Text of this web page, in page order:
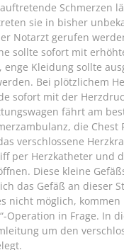
Schmerzen
sie in bisher
Notarzt gerufen
sollte sofort mit
enge Kleidung sollte
Bei plötzlichem
sofort mit der
fährt am
die Chest
verschlossene
per Herzkatheter und
Diese kleine
das Gefäß an dieser
nicht möglich, kommen
Operation in Frage. In
um den